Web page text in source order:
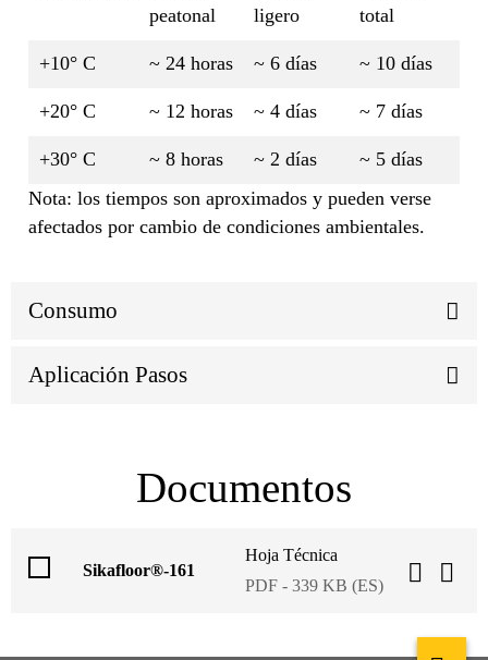
peatonal
ligero
total
+10° C ~ 24 horas ~ 6 días ~ 10 días
+20° C ~ 12 horas ~ 4 días ~ 7 días
+30° C ~ 8 horas ~ 2 días
~ 5 días
Nota: los tiempos son aproximados y pueden verse
afectados por cambio de condiciones ambientales.
Consumo
Aplicación Pasos
Documentos
Sikafloor®-161
Hoja Técnica
PDF - 339 KB (ES)